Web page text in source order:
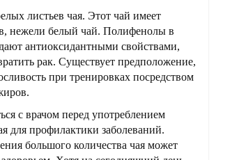
листьев чая. Этот чай имеет
нежели белый чай. Полифенолы в
антиоксидантными свойствами,
рак. Существует предположение,
при тренировках посредством
с врачом перед употреблением
для профилактики заболеваний.
большого количества чая может